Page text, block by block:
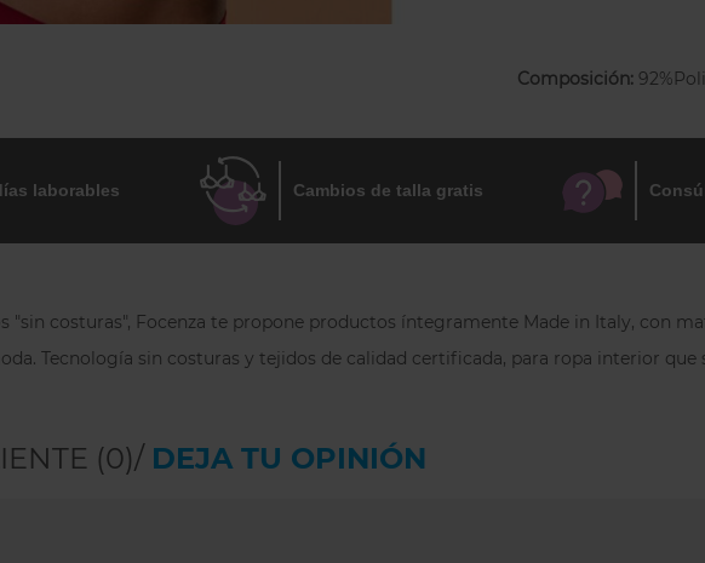
camiseta de
Composición:
laborables Cambios de talla gratis
"sin costuras", Focenza te propone productos íntegramente Made in Italy, con
Tecnología sin costuras y tejidos de calidad certificada, para ropa interior que
(0)/ DEJA TU OPINIÓN